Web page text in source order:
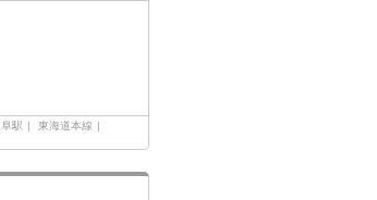
駅
東海道本線